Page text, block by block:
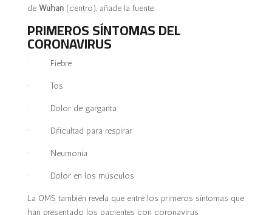
de Wuhan (centro), añade la fuente.
PRIMEROS SÍNTOMAS DEL
CORONAVIRUS
· Fiebre
· Tos
· Dolor de garganta
· Dificultad para respirar
· Neumonía
· Dolor en los músculos
La OMS también revela que entre los primeros síntomas que
han presentado los pacientes con coronavirus